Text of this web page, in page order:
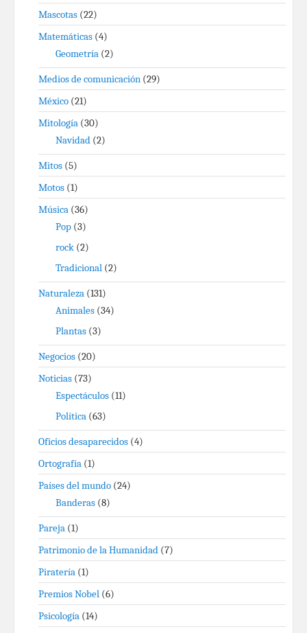
Mascotas (22)
Matemáticas (4)
Geometría (2)
Medios de comunicación (29)
México (21)
Mitología (30)
Navidad (2)
Mitos (5)
Motos (1)
Música (36)
Pop (3)
rock (2)
Tradicional (2)
Naturaleza (131)
Animales (34)
Plantas (3)
Negocios (20)
Noticias (73)
Espectáculos (11)
Política (63)
Oficios desaparecidos (4)
Ortografía (1)
Países del mundo (24)
Banderas (8)
Pareja (1)
Patrimonio de la Humanidad (7)
Piratería (1)
Premios Nobel (6)
Psicología (14)